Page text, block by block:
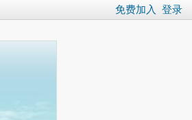
免费加入 登录